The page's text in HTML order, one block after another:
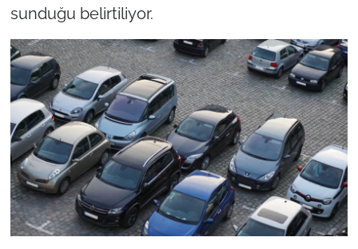
sunduğu belirtiliyor.